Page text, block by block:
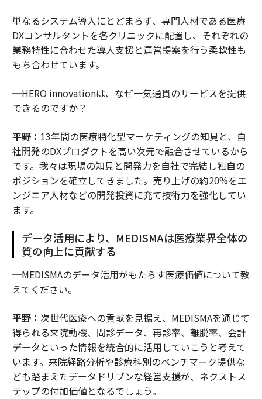
単なるシステム導入にとどまらず、専門人材である医療
DXコンサルタントを各クリニックに配置し、それぞれの
業務特性に合わせた導入支援と運営提案を行う柔軟性も
もち合わせています。
─HERO innovationは、なぜ一気通貫のサービスを提供
できるのですか？
平野： 13年間の医療特化型マーケティングの知見と、自
社開発のDXプロダクトを高い次元で融合させているから
です。我々は現場の知見と開発力を自社で完結し独自の
ポジションを確立してきました。売り上げの約20%をエ
ンジニア人材などの開発投資に充て技術力を強化してい
ます。
データ活用により、MEDISMAは医療業界全体の
質の向上に貢献する
─MEDISMAのデータ活用がもたらす医療価値について教
えてください。
平野： 次世代医療への貢献を見据え、MEDISMAを通じて
得られる来院動機、問診データ、再診率、離脱率、会計
データといった情報を統合的に活用していこうと考えて
います。来院経路分析や診療科別のベンチマーク提供な
ども踏まえたデータドリブンな経営支援が、ネクストス
テップの付加価値となるでしょう。